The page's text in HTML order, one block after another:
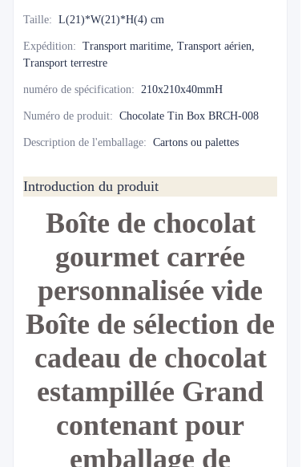
Taille: L(21)*W(21)*H(4) cm
Expédition: Transport maritime, Transport aérien,
Transport terrestre
numéro de spécification: 210x210x40mmH
Numéro de produit: Chocolate Tin Box BRCH-008
Description de l'emballage: Cartons ou palettes
Introduction du produit
Boîte de chocolat
gourmet carrée
personnalisée vide
Boîte de sélection de
cadeau de chocolat
estampillée Grand
contenant pour
emballage de